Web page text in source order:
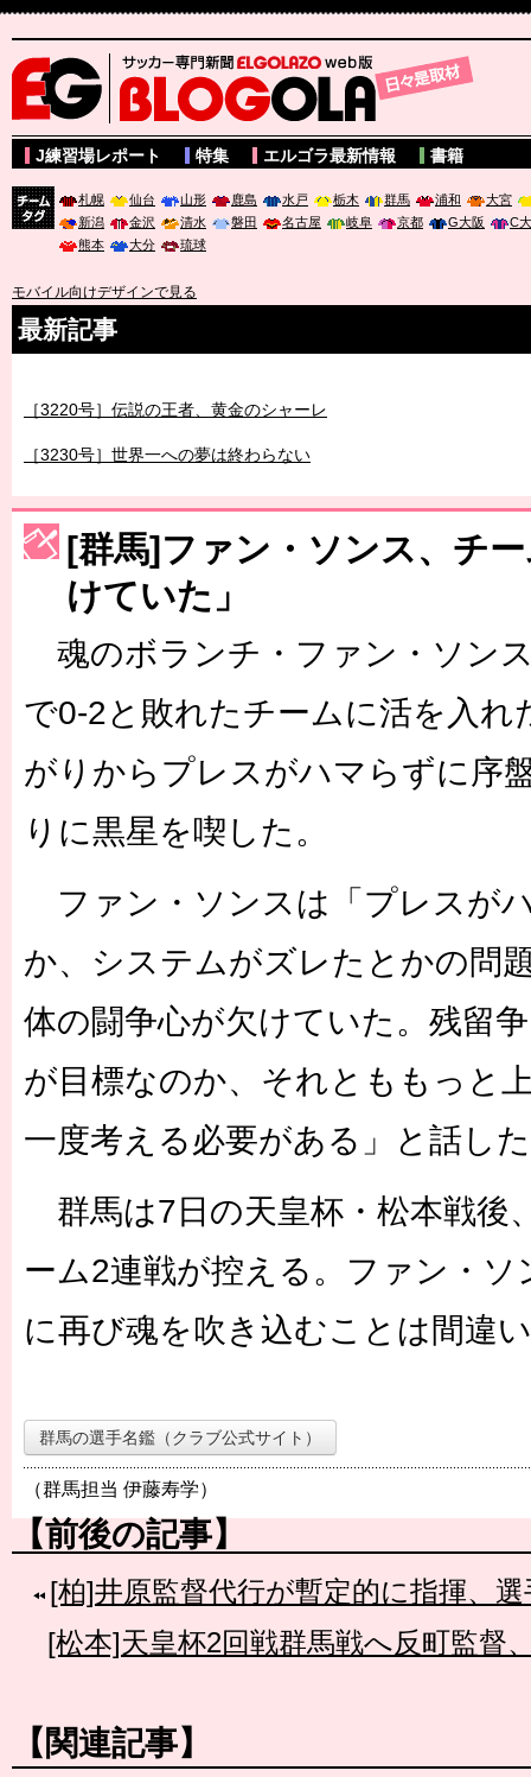
サッカー専門新聞ELGOLAZO web版 BLOGOLA
J練習場レポート 特集 エルゴラ最新情報 書籍
札幌 仙台 山形 鹿島 水戸 栃木 群馬 浦和
大宮
新潟
金沢 清水 磐田 名古屋 岐阜 京都 G大阪
C
熊本
大分 琉球
モバイル向けデザインで見る
最新記事
［3220号］伝説の王者、黄金のシャーレ
［3230号］世界一への夢は終わらない
［3223号］一丸。日本出陣
［3222号］史上最大のW杯開幕 注目は「個」
長谷川 アーリアジャスールさんがシンポジウム「気候変動から命
[群馬]ファン・ソンス、チ
けていた」
魂のボランチ・ファン・ソン
で0-2と敗れたチームに活を入れ
がりからプレスがハマらずに序
りに黒星を喫した。
ファン・ソンスは「プレスが
か、システムがズレたとかの問
体の闘争心が欠けていた。残留
が目標なのか、それとももっと
一度考える必要がある」と話し
群馬は7日の天皇杯・松本戦後
ーム2連戦が控える。ファン・
に再び魂を吹き込むことは間違
群馬の選手名鑑（クラブ公式サイト）
（群馬担当 伊藤寿学）
【前後の記事】
[柏]井原監督代行が暫定的に指揮、
[松本]天皇杯2回戦群馬戦へ反町監督
【関連記事】